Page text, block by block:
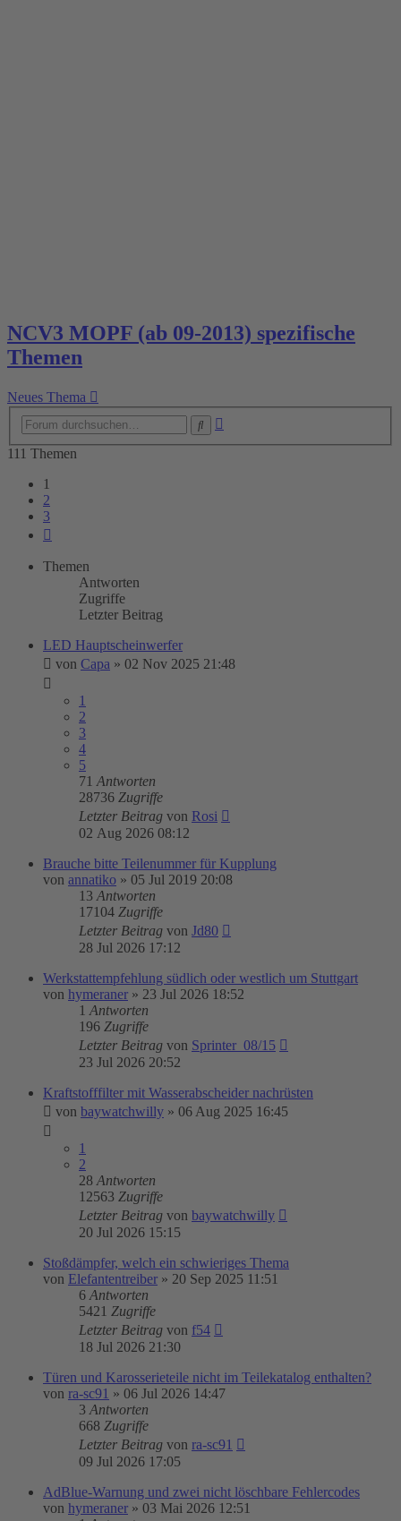
NCV3 MOPF (ab 09-2013) spezifische
Themen
Neues Thema
111 Themen
1
2
3
Themen
Antworten
Zugriffe
Letzter Beitrag
LED Hauptscheinwerfer
von Capa » 02 Nov 2025 21:48
1
2
3
4
5
71 Antworten
28736 Zugriffe
Letzter Beitrag von Rosi
02 Aug 2026 08:12
Brauche bitte Teilenummer für Kupplung
von annatiko » 05 Jul 2019 20:08
13 Antworten
17104 Zugriffe
Letzter Beitrag von Jd80
28 Jul 2026 17:12
Werkstattempfehlung südlich oder westlich um Stuttgart
von hymeraner » 23 Jul 2026 18:52
1 Antworten
196 Zugriffe
Letzter Beitrag von Sprinter_08/15
23 Jul 2026 20:52
Kraftstofffilter mit Wasserabscheider nachrüsten
von baywatchwilly » 06 Aug 2025 16:45
1
2
28 Antworten
12563 Zugriffe
Letzter Beitrag von baywatchwilly
20 Jul 2026 15:15
Stoßdämpfer, welch ein schwieriges Thema
von Elefantentreiber » 20 Sep 2025 11:51
6 Antworten
5421 Zugriffe
Letzter Beitrag von f54
18 Jul 2026 21:30
Türen und Karosserieteile nicht im Teilekatalog enthalten?
von ra-sc91 » 06 Jul 2026 14:47
3 Antworten
668 Zugriffe
Letzter Beitrag von ra-sc91
09 Jul 2026 17:05
AdBlue-Warnung und zwei nicht löschbare Fehlercodes
von hymeraner » 03 Mai 2026 12:51